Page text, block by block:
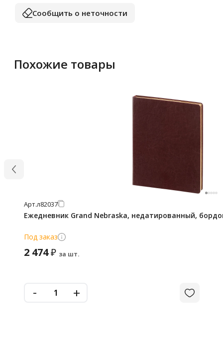
Сообщить о неточности
Похожие товары
Арт.л82037
Ежедневник Grand Nebraska, недатированный,
Под заказ
2 474₽ за шт.
- +